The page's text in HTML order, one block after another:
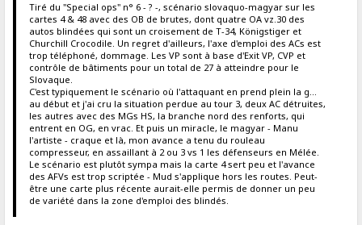
Tiré du "Special ops" n° 6 - ? -, scénario slovaquo-magyar sur les
cartes 4 & 48 avec des OB de brutes, dont quatre OA vz.30 des
autos blindées qui sont un croisement de T-34, Königstiger et
Churchill Crocodile. Un regret d'ailleurs, l'axe d'emploi des ACs est
trop téléphoné, dommage. Les VP sont à base d'Exit VP, CVP et
contrôle de bâtiments pour un total de 27 à atteindre pour le
Slovaque.
C'est typiquement le scénario où l'attaquant en prend plein la g...
au début et j'ai cru la situation perdue au tour 3, deux AC détruites,
les autres avec des MGs HS, la branche nord des renforts, qui
entrent en OG, en vrac. Et puis un miracle, le magyar - Manu
l'artiste - craque et là, mon avance a tenu du rouleau
compresseur, en assaillant à 2 ou 3 vs 1 les défenseurs en Mélée.
Le scénario est plutôt sympa mais la carte 4 sert peu et l'avance
des AFVs est trop scriptée - Mud s'applique hors les routes. Peut-
être une carte plus récente aurait-elle permis de donner un peu
de variété dans la zone d'emploi des blindés.